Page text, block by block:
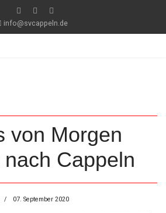
info@svcappeln.de
von Morgen
Cappeln
07. September 2020